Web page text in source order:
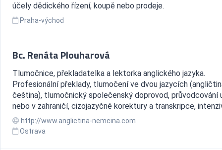
účely dědického řízení, koupě nebo prodeje.
Praha-východ
Bc. Renáta Plouharová
Tlumočnice, překladatelka a lektorka anglického jazyka.
Profesionální překlady, tlumočení ve dvou jazycích
čeština), tlumočnický společenský doprovod, průvodcování
nebo v zahraničí, cizojazyčné korektury a transkripce,
http://www.anglictina-nemcina.com
Ostrava